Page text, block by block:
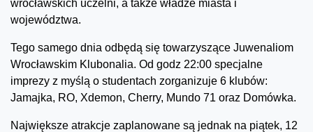
wrocławskich uczelni, a także władze miasta i
województwa.
Tego samego dnia odbędą się towarzyszące Juwenaliom
Wrocławskim Klubonalia. Od godz 22:00 specjalne
imprezy z myślą o studentach zorganizuje 6 klubów:
Jamajka, RO, Xdemon, Cherry, Mundo 71 oraz Domówka.
Największe atrakcje zaplanowane są jednak na piątek, 12